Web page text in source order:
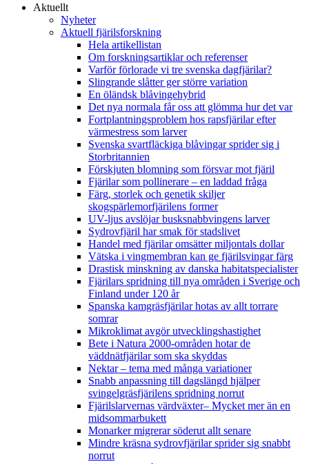
Aktuellt
Nyheter
Aktuell fjärilsforskning
Hela artikellistan
Om forskningsartiklar och referenser
Varför förlorade vi tre svenska dagfjärilar?
Slingrande slåtter ger större variation
En öländsk blåvingehybrid
Det nya normala får oss att glömma hur det var
Fortplantningsproblem hos rapsfjärilar efter
värmestress som larver
Svenska svartfläckiga blåvingar sprider sig i
Storbritannien
Förskjuten blomning som försvar mot fjäril
Fjärilar som pollinerare – en laddad fråga
Färg, storlek och genetik skiljer
skogspärlemorfjärilens former
UV-ljus avslöjar busksnabbvingens larver
Sydrovfjäril har smak för stadslivet
Handel med fjärilar omsätter miljontals dollar
Vätska i vingmembran kan ge fjärilsvingar färg
Drastisk minskning av danska habitatspecialister
Fjärilars spridning till nya områden i Sverige och
Finland under 120 år
Spanska kamgräsfjärilar hotas av allt torrare
somrar
Mikroklimat avgör utvecklingshastighet
Bete i Natura 2000-områden hotar de
väddnätfjärilar som ska skyddas
Nektar – tema med många variationer
Snabb anpassning till dagslängd hjälper
svingelgräsfjärilens spridning norrut
Fjärilslarvernas värdväxter– Mycket mer än en
midsommarbukett
Monarker migrerar söderut allt senare
Mindre kräsna sydrovfjärilar sprider sig snabbt
norrut